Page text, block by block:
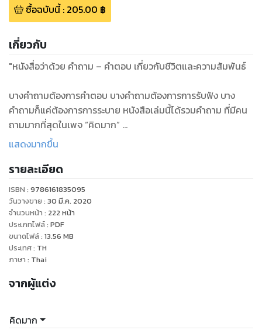
ซื้อฉบับนี้: 205.00 ฿
เกี่ยวกับ
"หนังสื่อว่าด้วย คำถาม – คำตอบ เกี่ยวกับชีวิตและความสัมพันธ์
บางคำถามต้องการคำตอบ บางคำถามต้องการการรับฟัง บาง
คำถามก็แค่ต้องการการระบาย หนังสือเล่มนี้ได้รวมคำถาม ที่มีคน
ถามมากที่สุดในเพจ “คิดมาก”
ตอบภายใต้แนวคิดว่า “ถ้าผู้เขียนตกอยู่ในสถานการณ์นั้นจะทำ
อย่างไร” สุดท้าย หนังสือเล่มนี้อาจไม่ได้ให้คำตอบที่ “ถูกต้อง”
ทั้งหมดให้กับคนอ่านแต่จะให้คำตอบกับคนอ่านว่าไม่ว่าเรื่องใดบน
โลกใบนี้ล้วนมีคำตอบอยู่ เราแค่ต้องหา “คำตอบที่ใช่” ของเราให้
เจอ"
แสดงมากขึ้น
รายละเอียด
ISBN : 9786161835095
วันวางขาย : 30 มี.ค. 2020
จำนวนหน้า : 222 หน้า
ประเภทไฟล์: PDF
ขนาดไฟล์: 13.56 MB
ประเทศ: TH
ภาษา : Thai
จากผู้แต่ง
คิดมาก